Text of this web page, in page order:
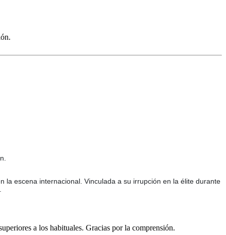
escena internacional. Vinculada a su irrupción en la élite durante
a los habituales. Gracias por la comprensión.